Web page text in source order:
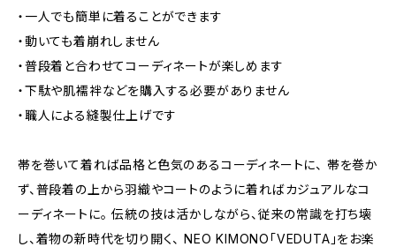
・一人でも簡単に着ることができます
・動いても着崩れしません
・普段着と合わせてコーディネートが楽しめます
・下駄や肌襦袢などを購入する必要がありません
・職人による縫製仕上げです
帯を巻いて着れば品格と色気のあるコーディネートに、 帯を巻か
ず、普段着の上から羽織やコートのように着ればカジュアルなコ
ーディネートに。 伝統の技は活かしながら、従来の常識を打ち壊
し、着物の新時代を切り開く、 NEO KIMONO「VEDUTA」をお楽